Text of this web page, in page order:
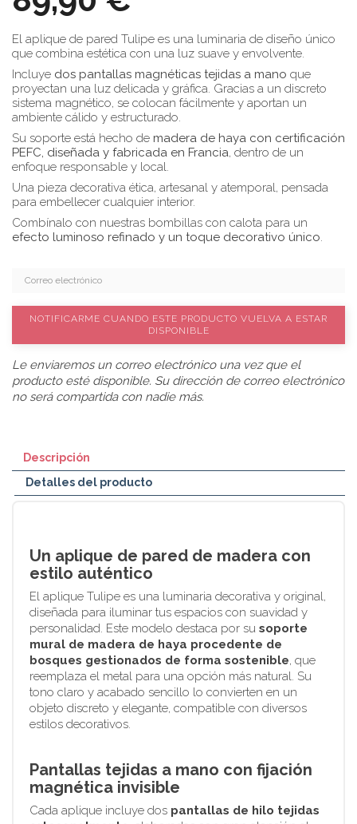
El aplique de pared Tulipe es una luminaria de diseño único
que combina estética con una luz suave y envolvente.
Incluye dos pantallas magnéticas tejidas a mano que
proyectan una luz delicada y gráfica. Gracias a un discreto
sistema magnético, se colocan fácilmente y aportan un
ambiente cálido y estructurado.
Su soporte está hecho de madera de haya con certificación
PEFC, diseñada y fabricada en Francia, dentro de un
enfoque responsable y local.
Una pieza decorativa ética, artesanal y atemporal, pensada
para embellecer cualquier interior.
Combínalo con nuestras bombillas con calota para un
efecto luminoso refinado y un toque decorativo único.
NOTIFICARME CUANDO ESTE PRODUCTO VUELVA A ESTAR
DISPONIBLE
Le enviaremos un correo electrónico una vez que el
producto esté disponible. Su dirección de correo electrónico
no será compartida con nadie más.
Descripción
Detalles del producto
Un aplique de pared de madera con
estilo auténtico
El aplique Tulipe es una luminaria decorativa y original,
diseñada para iluminar tus espacios con suavidad y
personalidad. Este modelo destaca por su soporte
mural de madera de haya procedente de
bosques gestionados de forma sostenible, que
reemplaza el metal para una opción más natural. Su
tono claro y acabado sencillo lo convierten en un
objeto discreto y elegante, compatible con diversos
estilos decorativos.
Pantallas tejidas a mano con fijación
magnética invisible
Cada aplique incluye dos pantallas de hilo tejidas